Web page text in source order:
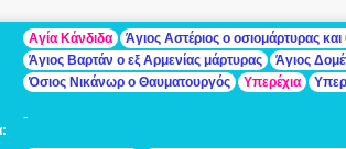
Αγία Κάνδιδα
Άγιος Αστέριος ο οσιομάρτυρας
Άγιος Βαρτάν ο εξ Αρμενίας μάρτυρας
Άγιος
Όσιος Νικάνωρ ο Θαυματουργός
Υπερέχια
-